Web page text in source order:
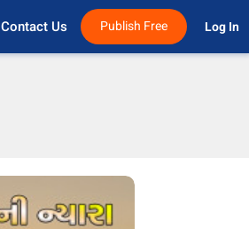
Contact Us Publish Free Log In